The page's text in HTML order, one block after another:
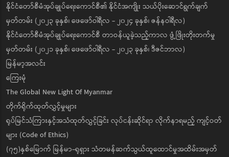
နိုင်ငံတော်စီမံအုပ်ချုပ်ရေးကောင်စီ၏ နိုင်ငံအကျိုး သယ်ပိုးဆောင်ရွက်ချက်
မှတ်တမ်း (၂၀၂၃ ခုနှစ်၊ ဖေဖော်ဝါရီလ - ၂၀၂၄ ခုနှစ်၊ ဇန်နဝါရီလ)
နိုင်ငံတော်စီမံအုပ်ချုပ်ရေးကောင်စီ တာဝန်ယူခဲ့သည့်ကာလ ဖွံ့ဖြိုးတိုးတက်မှု
မှတ်တမ်း (၂၀၂၁ ခုနှစ်၊ ဖေဖော်ဝါရီလ - ၂၀၂၃ ခုနှစ်၊ ဒီဇင်ဘာလ)
မြန်မာ့အလင်း
ကြေးမုံ
The Global New Light Of Myanmar
တိုက်ရိုက်ထုတ်လွှင့်မှုများ
ရုပ်မြင်သံကြားနှင့်အသံထုတ်လွှင့်ခြင်း လုပ်ငန်းဆိုင်ရာ လိုက်နာရမည့် ကျင့်ဝတ်
များ (Code of Ethics)
(၇၅)နှစ်မြောက် မြန်မာ-ရုရှား သံတမန်ဆက်သွယ်ထူထောင်မှုအထိမ်းအမှတ်